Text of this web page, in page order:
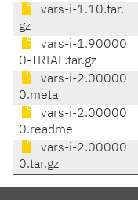
vars-i-1.10.tar.
gz
vars-i-1.90000
0-TRIAL.tar.gz
vars-i-2.00000
0.meta
vars-i-2.00000
0.readme
vars-i-2.00000
0.tar.gz